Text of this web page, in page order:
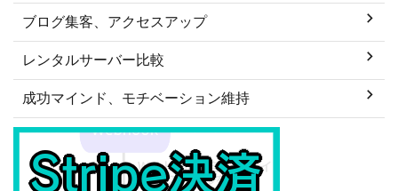
ブログ集客、アクセスアップ
レンタルサーバー比較
成功マインド、モチベーション維持